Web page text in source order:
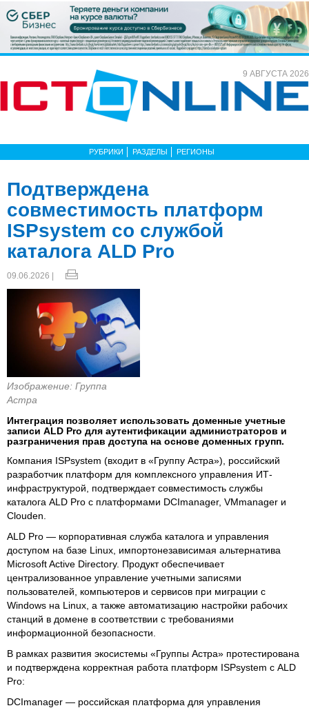
9 АВГУСТА 2026
РУБРИКИ РАЗДЕЛЫ РЕГИОНЫ
Подтверждена
совместимость платформ
ISPsystem со службой
каталога ALD Pro
09.06.2026 |
Изображение: Группа
Астра
Интеграция позволяет использовать доменные учетные
записи ALD Pro для аутентификации администраторов и
разграничения прав доступа на основе доменных групп.
Компания ISPsystem (входит в «Группу Астра»), российский
разработчик платформ для комплексного управления ИТ-
инфраструктурой, подтверждает совместимость службы
каталога ALD Pro с платформами DCImanager, VMmanager и
Clouden.
ALD Pro — корпоративная служба каталога и управления
доступом на базе Linux, импортонезависимая альтернатива
Microsoft Active Directory. Продукт обеспечивает
централизованное управление учетными записями
пользователей, компьютеров и сервисов при миграции с
Windows на Linux, а также автоматизацию настройки рабочих
станций в домене в соответствии с требованиями
информационной безопасности.
В рамках развития экосистемы «Группы Астра» протестирована
и подтверждена корректная работа платформ ISPsystem с ALD
Pro:
DCImanager — российская платформа для управления